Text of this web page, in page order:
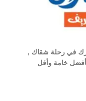
في رحلة شقاك ,
خامة وأقل